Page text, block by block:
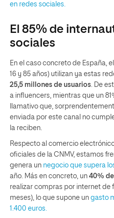
en redes sociales.
El 85% de
sociales
En el caso concreto de España,
16 y 85 años) utilizan ya estas
25,5 millones de usuarios. De
a influencers, mientras que un
llamativo que,
enviada por este canal no
la reciben.
Respecto al comercio
oficiales de la CNMV, estamos
genera un negocio que supera
año. Más en concreto, un 40%
realizar compras por internet de
meses), lo que supone un gasto
1.400 euros.